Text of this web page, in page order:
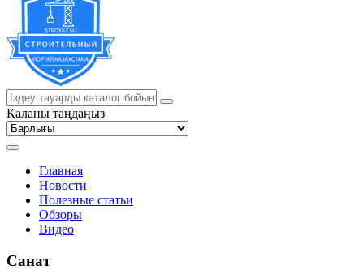
Қаланы таңдаңыз
Главная
Новости
Полезные статьи
Обзоры
Видео
Санат